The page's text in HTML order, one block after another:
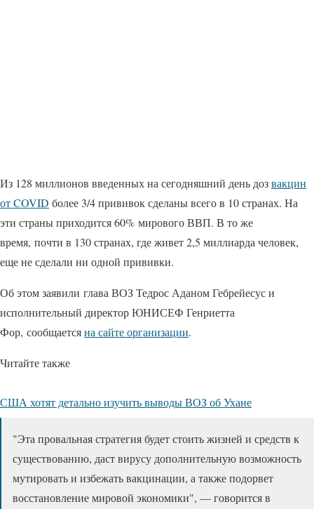
Из 128 миллионов введенных на сегодняшний день дозвакцин
от COVID более 3/4 прививок сделаны всего в 10 странах. На
эти страны приходится 60% мирового ВВП. В то же
время, почти в 130 странах, где живет 2,5 миллиарда человек,
еще не сделали ни одной прививки.
Об этом заявили глава ВОЗ Тедрос Аданом Гебрейесус и
исполнительный директор ЮНИСЕФ Генриетта
Фор, сообщаетсяна сайте организации.
Читайте также
США хотят детально изучить выводы ВОЗ об Ухане
"Эта провальная стратегия будет стоить жизней и средств к
существованию, даст вирусу дополнительную возможность
мутировать и избежать вакцинации, а также подорвет
восстановление мировой экономики", — говорится в